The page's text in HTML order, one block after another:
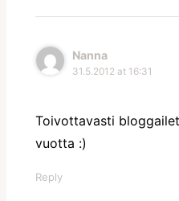
Nanna
31.5.2012 at 16:31
Toivottavasti
vuotta :)
Reply